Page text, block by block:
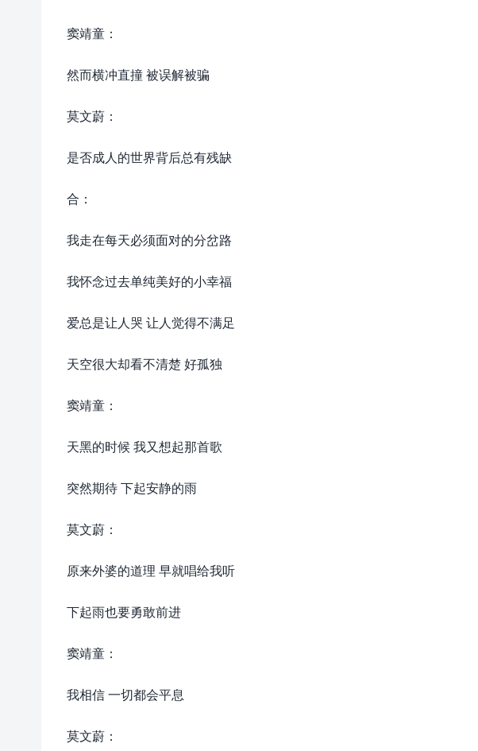
窦靖童：
然而横冲直撞 被误解被骗
莫文蔚：
是否成人的世界背后总有残缺
合：
我走在每天必须面对的分岔路
我怀念过去单纯美好的小幸福
爱总是让人哭 让人觉得不满足
天空很大却看不清楚 好孤独
窦靖童：
天黑的时候 我又想起那首歌
突然期待 下起安静的雨
莫文蔚：
原来外婆的道理 早就唱给我听
下起雨也要勇敢前进
窦靖童：
我相信 一切都会平息
莫文蔚：